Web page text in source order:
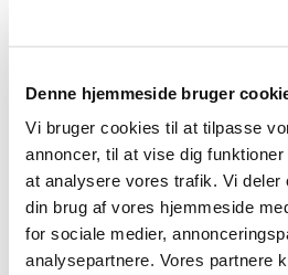
Denne hjemmeside bruger
Vi bruger cookies til at tilpasse
annoncer, til at vise dig
at analysere vores trafik. Vi deler
din brug af vores hjemmeside
for sociale medier,
analysepartnere. Vores partnere
Mandagsklubben står for
lavet i mandagsklubben.
julehjælp til trængende
Har du lyst at være med?
Flere oplysninger fårs hos: